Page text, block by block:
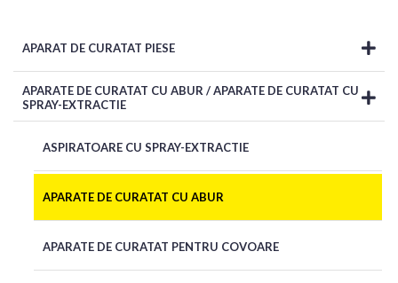
APARAT DE CURATAT PIESE
APARATE DE CURATAT CU ABUR / APARATE DE CURATAT CU
SPRAY-EXTRACTIE
ASPIRATOARE CU SPRAY-EXTRACTIE
APARATE DE CURATAT CU ABUR
APARATE DE CURATAT PENTRU COVOARE